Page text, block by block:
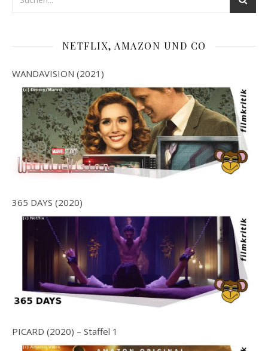
NETFLIX, AMAZON UND CO
WANDAVISION (2021)
365 DAYS (2020)
PICARD (2020) – Staffel 1